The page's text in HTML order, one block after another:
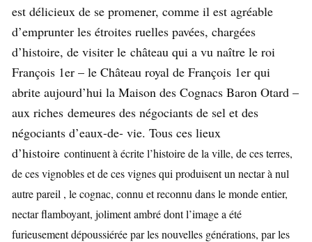
est délicieux de se promener, comme il est agréable
d’emprunter les étroites ruelles pavées, chargées
d’histoire, de visiter le château qui a vu naître le roi
François 1er – le Château royal de François 1er qui
abrite aujourd’hui la Maison des Cognacs Baron Otard –
aux riches demeures des négociants de sel et des
négociants d’eaux-de- vie. Tous ces lieux
d’histoire continuent à écrite l’histoire de la ville, de ces terres,
de ces vignobles et de ces vignes qui produisent un nectar à nul
autre pareil , le cognac, connu et reconnu dans le monde entier,
nectar flamboyant, joliment ambré dont l’image a été
furieusement dépoussiérée par les nouvelles générations, par les